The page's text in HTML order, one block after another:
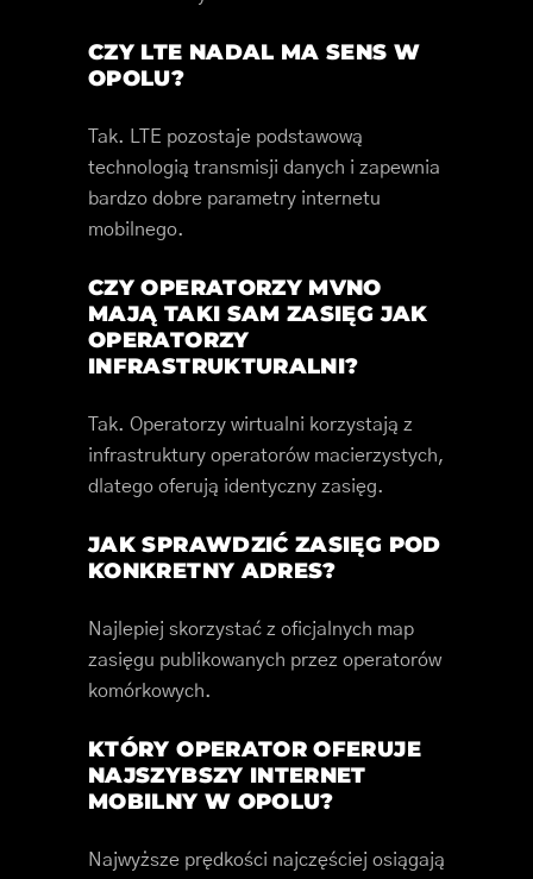
CZY LTE NADAL MA SENS W
OPOLU?
Tak. LTE pozostaje podstawową
technologią transmisji danych i zapewnia
bardzo dobre parametry internetu
mobilnego.
CZY OPERATORZY MVNO
MAJĄ TAKI SAM ZASIĘG JAK
OPERATORZY
INFRASTRUKTURALNI?
Tak. Operatorzy wirtualni korzystają z
infrastruktury operatorów macierzystych,
dlatego oferują identyczny zasięg.
JAK SPRAWDZIĆ ZASIĘG POD
KONKRETNY ADRES?
Najlepiej skorzystać z oficjalnych map
zasięgu publikowanych przez operatorów
komórkowych.
KTÓRY OPERATOR OFERUJE
NAJSZYBSZY INTERNET
MOBILNY W OPOLU?
Najwyższe prędkości najczęściej osiągają